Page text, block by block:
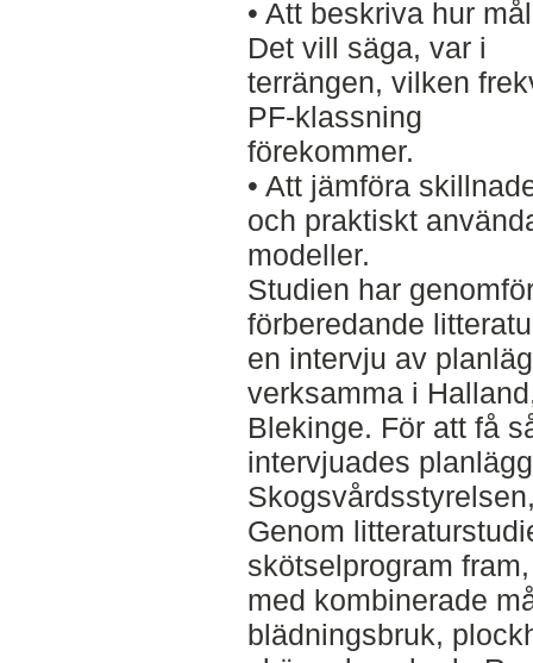
• Att beskriva hur
Det vill säga, var i
terrängen, vilken
PF-klassning
förekommer.
• Att jämföra
och praktiskt
modeller.
Studien har
förberedande
en intervju av
verksamma i
Blekinge. För att få
intervjuades
Genom
skötselprogram
med kombinerade
blädningsbruk,